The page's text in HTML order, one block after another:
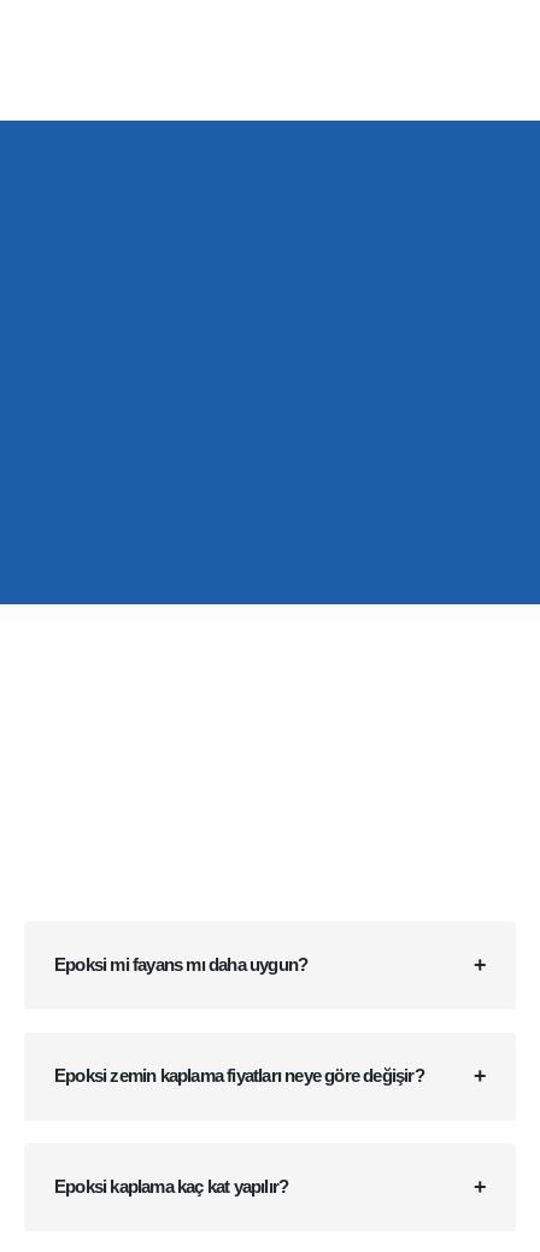
Epoksi mi fayans mı daha uygun?
Epoksi zemin kaplama fiyatları neye göre değişir?
Epoksi kaplama kaç kat yapılır?